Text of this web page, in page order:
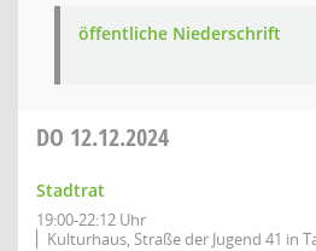
öffentliche Niederschrift
DO 12.12.2024
Stadtrat
19:00-22:12 Uhr
Kulturhaus, Straße der Jugend 41 in